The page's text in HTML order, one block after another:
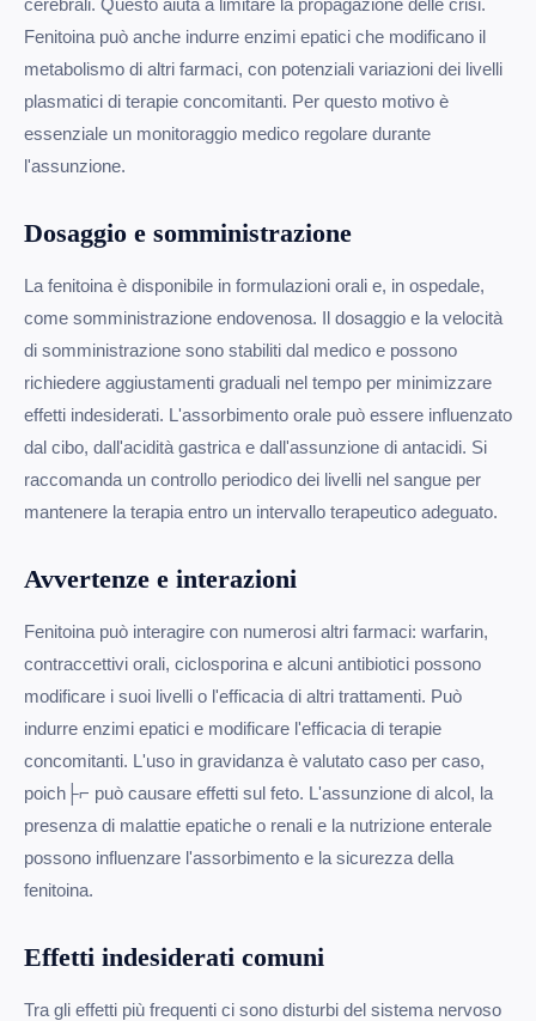
Fenitoina può anche indurre enzimi epatici che modificano il
metabolismo di altri farmaci, con potenziali variazioni dei livelli
plasmatici di terapie concomitanti. Per questo motivo è
essenziale un monitoraggio medico regolare durante
l'assunzione.
Dosaggio e somministrazione
La fenitoina è disponibile in formulazioni orali e, in ospedale,
come somministrazione endovenosa. Il dosaggio e la velocità
di somministrazione sono stabiliti dal medico e possono
richiedere aggiustamenti graduali nel tempo per minimizzare
effetti indesiderati. L'assorbimento orale può essere influenzato
dal cibo, dall'acidità gastrica e dall'assunzione di antacidi. Si
raccomanda un controllo periodico dei livelli nel sangue per
mantenere la terapia entro un intervallo terapeutico adeguato.
Avvertenze e interazioni
Fenitoina può interagire con numerosi altri farmaci: warfarin,
contraccettivi orali, ciclosporina e alcuni antibiotici possono
modificare i suoi livelli o l'efficacia di altri trattamenti. Può
indurre enzimi epatici e modificare l'efficacia di terapie
concomitanti. L'uso in gravidanza è valutato caso per caso,
poich├⌐ può causare effetti sul feto. L'assunzione di alcol, la
presenza di malattie epatiche o renali e la nutrizione enterale
possono influenzare l'assorbimento e la sicurezza della
fenitoina.
Effetti indesiderati comuni
Tra gli effetti più frequenti ci sono disturbi del sistema nervoso